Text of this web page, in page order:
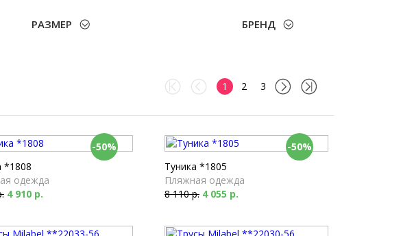
РАЗМЕР БРЕНД
1 2 3
-50%
*1808
одежда
4 910 р.
-50%
Туника *1805
Пляжная одежда
8 110 р. 4 055 р.